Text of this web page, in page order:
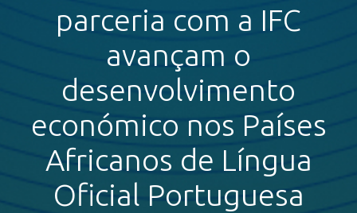
parceria com a IFC
avançam o
desenvolvimento
económico nos Países
Africanos de Língua
Oficial Portuguesa